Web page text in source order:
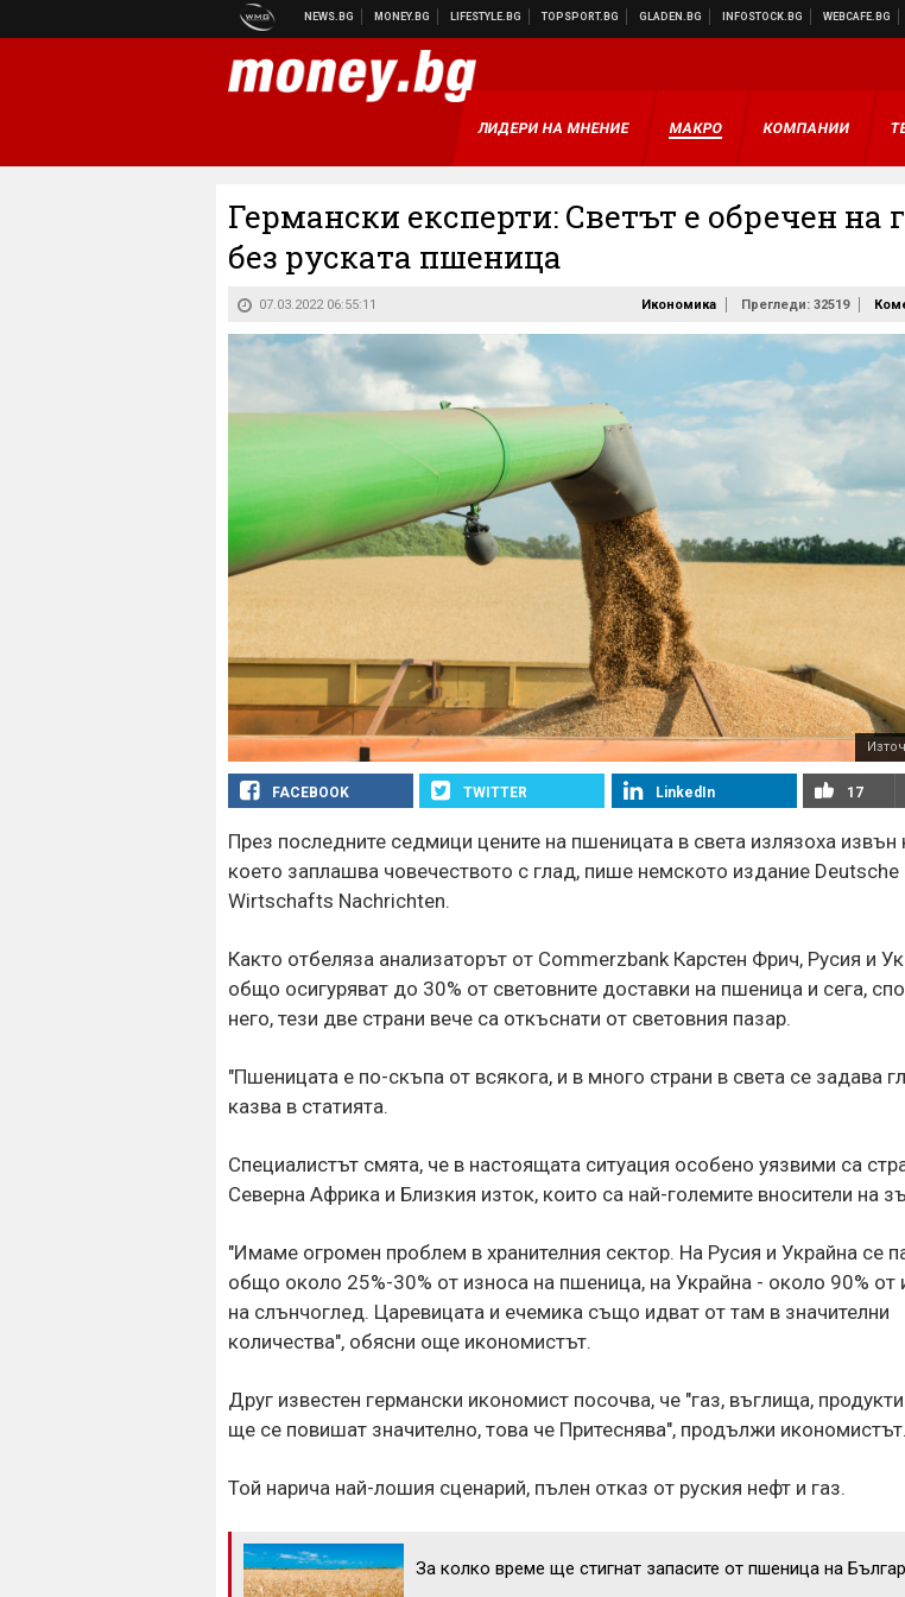
ЛИДЕРИ НА МНЕНИЕ МАКРО КОМПАНИИ
Германски експерти: Светът е обречен на
без руската пшеница
07.03.2022 06:55:11 Икономика Прегледи: 32519
FACEBOOK TWITTER LinkedIn 17
През последните седмици цените на пшеницата в света излязоха извън
което заплашва човечеството с глад, пише немското издание Deutsche
Wirtschafts Nachrichten.
Както отбеляза анализаторът от Commerzbank Карстен Фрич, Русия и
общо осигуряват до 30% от световните доставки на пшеница и сега,
него, тези две страни вече са откъснати от световния пазар.
"Пшеницата е по-скъпа от всякога, и в много страни в света се задава
казва в статията.
Специалистът смята, че в настоящата ситуация особено уязвими са
Северна Африка и Близкия изток, които са най-големите вносители на
"Имаме огромен проблем в хранителния сектор. На Русия и Украйна се
общо около 25%-30% от износа на пшеница, на Украйна - около 90% от
на слънчоглед. Царевицата и ечемика също идват от там в значителни
количества", обясни още икономистът.
Друг известен германски икономист посочва, че "газ, въглища,
ще се повишат значително, това че Притеснява", продължи икономистът.
Той нарича най-лошия сценарий, пълен отказ от руския нефт и газ.
За колко време ще стигнат запасите от пшеница на
Георги
4 или 5
дърпат
Левски
глоба от
ЦСКА взима
Никола
напред с
милиона за